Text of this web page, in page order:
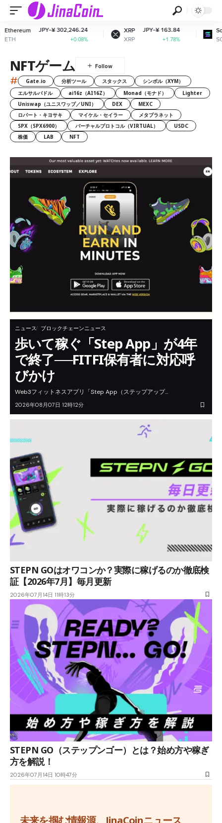
JPY-¥ 302,246.24
+0.08%
XRP
XRP
JPY-¥ 163.84
+1.78%
SOL
NFTゲーム
# Gate.io 分析ツール スタックス
シンボル（XYM）
エルサルバドル
ai16z（AI16Z） Monad（モナド）
Lighter
Uniswap（ユニスワップ／UNI）
DEX
MEXC
ロバート・キヨサキ
マイケル・セイラー
メタプラネット
SPX（SPX6900）
バーチャルプロトコル（VIRTUAL）
USDC
株価
LAB NFT
ニュース ブロックチェーンニュース
歩いて稼ぐ「Step App」が4年
で終了──FITFI保有者に対応呼
びかけ
Web3フィットネスアプリ「Step App（ステップアップ…
2026年08月07日 12時12分
STEPN GOはオワコンか？実際に稼げるのか徹底検
証【2026年7月】毎月更新
2026年07月14日 11時13分
STEPN GO（ステップンゴー）とは？始め方や稼ぎ
方を解説！
2026年07月14日 10時47分
未来を掴む情報源、JinaCoinニュース